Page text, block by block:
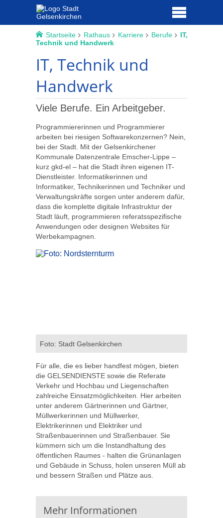
Startseite Rathaus Karriere Berufe
IT,
Technik und Handwerk
IT, Technik und
Handwerk
Viele Berufe. Ein Arbeitgeber.
Programmiererinnen und Programmierer
arbeiten bei riesigen Softwarekonzernen? Nein,
bei der Stadt. Mit der Gelsenkirchener
Kommunale Datenzentrale Emscher-Lippe –
kurz gkd-el – hat die Stadt ihren eigenen IT-
Dienstleister. Informatikerinnen und
Informatiker, Technikerinnen und Techniker und
Verwaltungskräfte sorgen unter anderem dafür,
dass die komplette digitale Infrastruktur der
Stadt läuft, programmieren referatsspezifische
Anwendungen oder designen Websites für
Werbekampagnen.
Foto: Stadt Gelsenkirchen
Für alle, die es lieber handfest mögen, bieten
die GELSENDIENSTE sowie die Referate
Verkehr und Hochbau und Liegenschaften
zahlreiche Einsatzmöglichkeiten. Hier arbeiten
unter anderem Gärtnerinnen und Gärtner,
Müllwerkerinnen und Müllwerker,
Elektrikerinnen und Elektriker und
Straßenbauerinnen und Straßenbauer. Sie
kümmern sich um die Instandhaltung des
öffentlichen Raumes - halten die Grünanlagen
und Gebäude in Schuss, holen unseren Müll ab
und bessern Straßen und Plätze aus.
Mehr Informationen